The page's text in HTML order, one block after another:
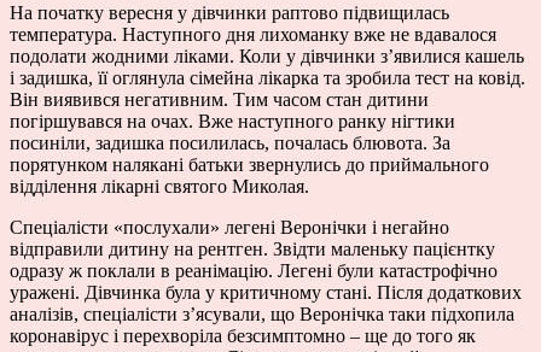
На початку вересня у дівчинки раптово підвищилась
температура. Наступного дня лихоманку вже не вдавалося
подолати жодними ліками. Коли у дівчинки з’явилися кашель
і задишка, її оглянула сімейна лікарка та зробила тест на ковід.
Він виявився негативним. Тим часом стан дитини
погіршувався на очах. Вже наступного ранку нігтики
посиніли, задишка посилилась, почалась блювота. За
порятунком налякані батьки звернулись до приймального
відділення лікарні святого Миколая.
Спеціалісти «послухали» легені Веронічки і негайно
відправили дитину на рентген. Звідти маленьку пацієнтку
одразу ж поклали в реанімацію. Легені були катастрофічно
уражені. Дівчинка була у критичному стані. Після додаткових
аналізів, спеціалісти з’ясували, що Веронічка таки підхопила
коронавірус і перехворіла безсимптомно – ще до того як